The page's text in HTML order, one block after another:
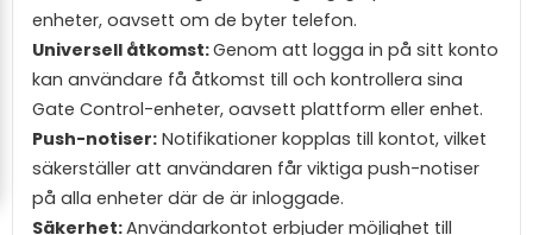
enheter, oavsett om de byter telefon.
Universell åtkomst:Genom att logga in på sitt konto
kan användare få åtkomst till och kontrollera sina
Gate Control-enheter, oavsett plattform eller enhet.
Push-notiser: Notifikationer kopplas till kontot, vilket
säkerställer att användaren får viktiga push-notiser
på alla enheter där de är inloggade.
Säkerhet:Användarkontot erbjuder möjlighet till